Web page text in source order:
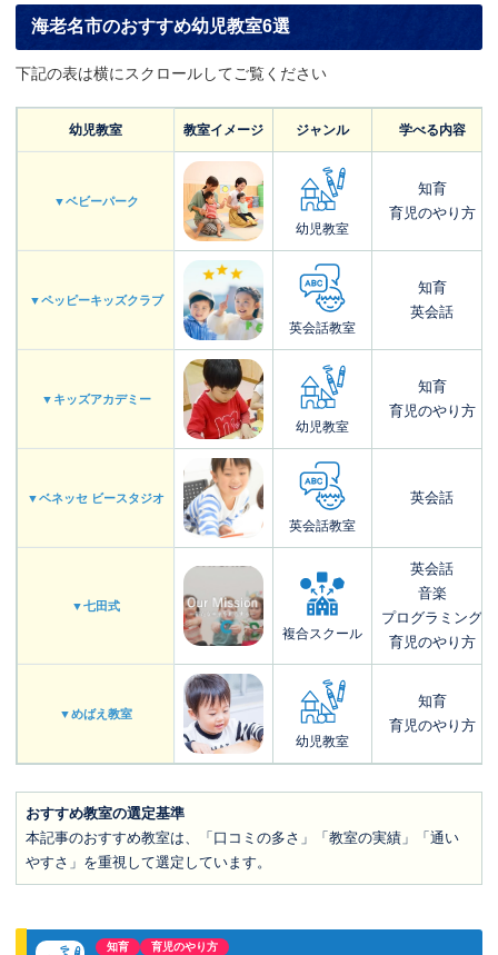
海老名市のおすすめ幼児教室6選
下記の表は横にスクロールしてご覧ください
幼児教室 教室イメージ ジャンル 学べる内容
▼ベビーパーク
幼児教室
知育
育児のやり方
▼ペッピーキッズクラブ
英会話教室
知育
英会話
▼キッズアカデミー
幼児教室
知育
育児のやり方
▼ベネッセ ビースタジオ
英会話教室
英会話
▼七田式
複合スクール
英会話
音楽
プログラミング
育児のやり方
▼めばえ教室
幼児教室
知育
育児のやり方
おすすめ教室の選定基準
本記事のおすすめ教室は、「口コミの多さ」「教室の実績」「通い
やすさ」を重視して選定しています。
知育 育児のやり方